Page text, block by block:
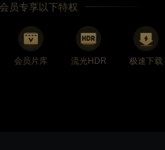
员专享以下特权
会员片库 流光HDR 极速下载